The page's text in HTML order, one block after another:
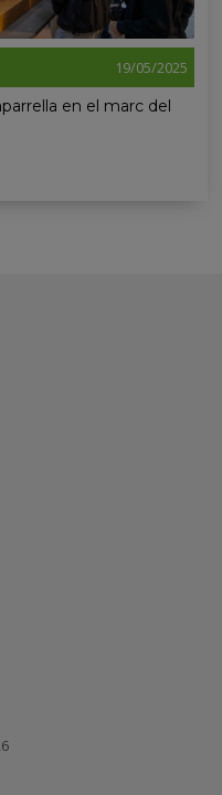
19/05/2025
en el marc del